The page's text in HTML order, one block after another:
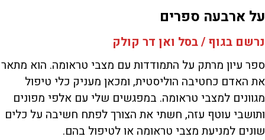
על ארבעה ספרים
נרשם בגוף / בסל ואן דר קולק
ספר עיון מרתק על התמודדות עם מצבי טראומה. הוא מתאר
את האדם כחטיבה הוליסטית, ומכאן מעניק כלי טיפול
מגוונים למצבי טראומה. במפגשים שלי עם אלפי מפונים
ותושבי עוטף עזה, חשתי את הצורך לפתח חשיבה על כלים
שונים למניעת מצבי טראומה או לטיפול בהם.